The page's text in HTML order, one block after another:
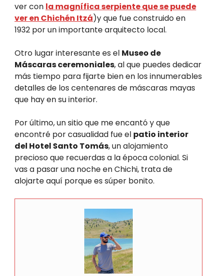
ver con la magnífica serpiente que se puede
ver en Chichén Itzá)y que fue construido en
1932 por un importante arquitecto local.
Otro lugar interesante es el Museo de
Máscaras ceremoniales, al que puedes dedicar
más tiempo para fijarte bien en los innumerables
detalles de los centenares de máscaras mayas
que hay en su interior.
Por último, un sitio que me encantó y que
encontré por casualidad fue el patio interior
del Hotel Santo Tomás, un alojamiento
precioso que recuerdas a la época colonial. Si
vas a pasar una noche en Chichi, trata de
alojarte aquí porque es súper bonito.